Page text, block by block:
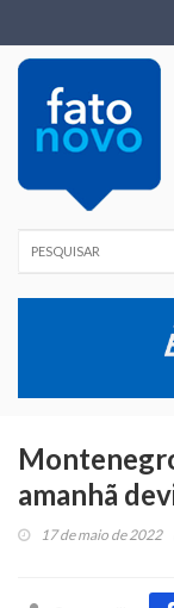
amanhã
17 de maio de 2022